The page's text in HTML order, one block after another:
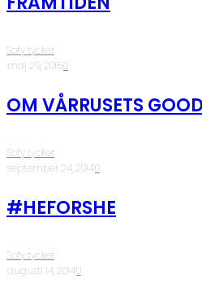
Sofy tycker
·maj 29, 2015·0
OM VÅRRUSETS
Sofy tycker
·september 24, 2014·0
#HEFORSHE
Sofy tycker
·augusti 14, 2014·0